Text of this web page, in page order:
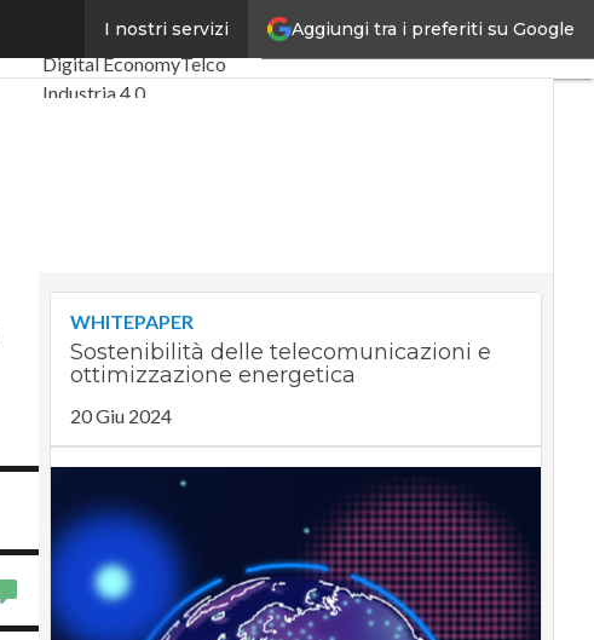
Aggiungi tra i preferiti su Google
I nostri servizi
Ultimi articoli
Digital EconomyTelco
Industria 4.0
WHITEPAPER
Sostenibilità delle telecomunicazioni e
ottimizzazione energetica
20 Giu 2024